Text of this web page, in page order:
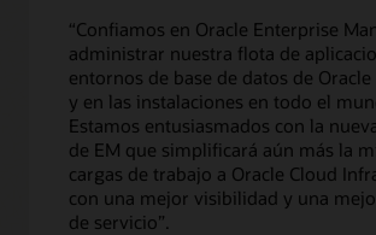
“Confiamos en Oracle Enterprise
administrar nuestra flota de
entornos de base de datos de
y en las instalaciones en todo el
Estamos entusiasmados con la
de EM que simplificará aún más la
cargas de trabajo a Oracle Cloud
con una mejor visibilidad y una
de servicio”.